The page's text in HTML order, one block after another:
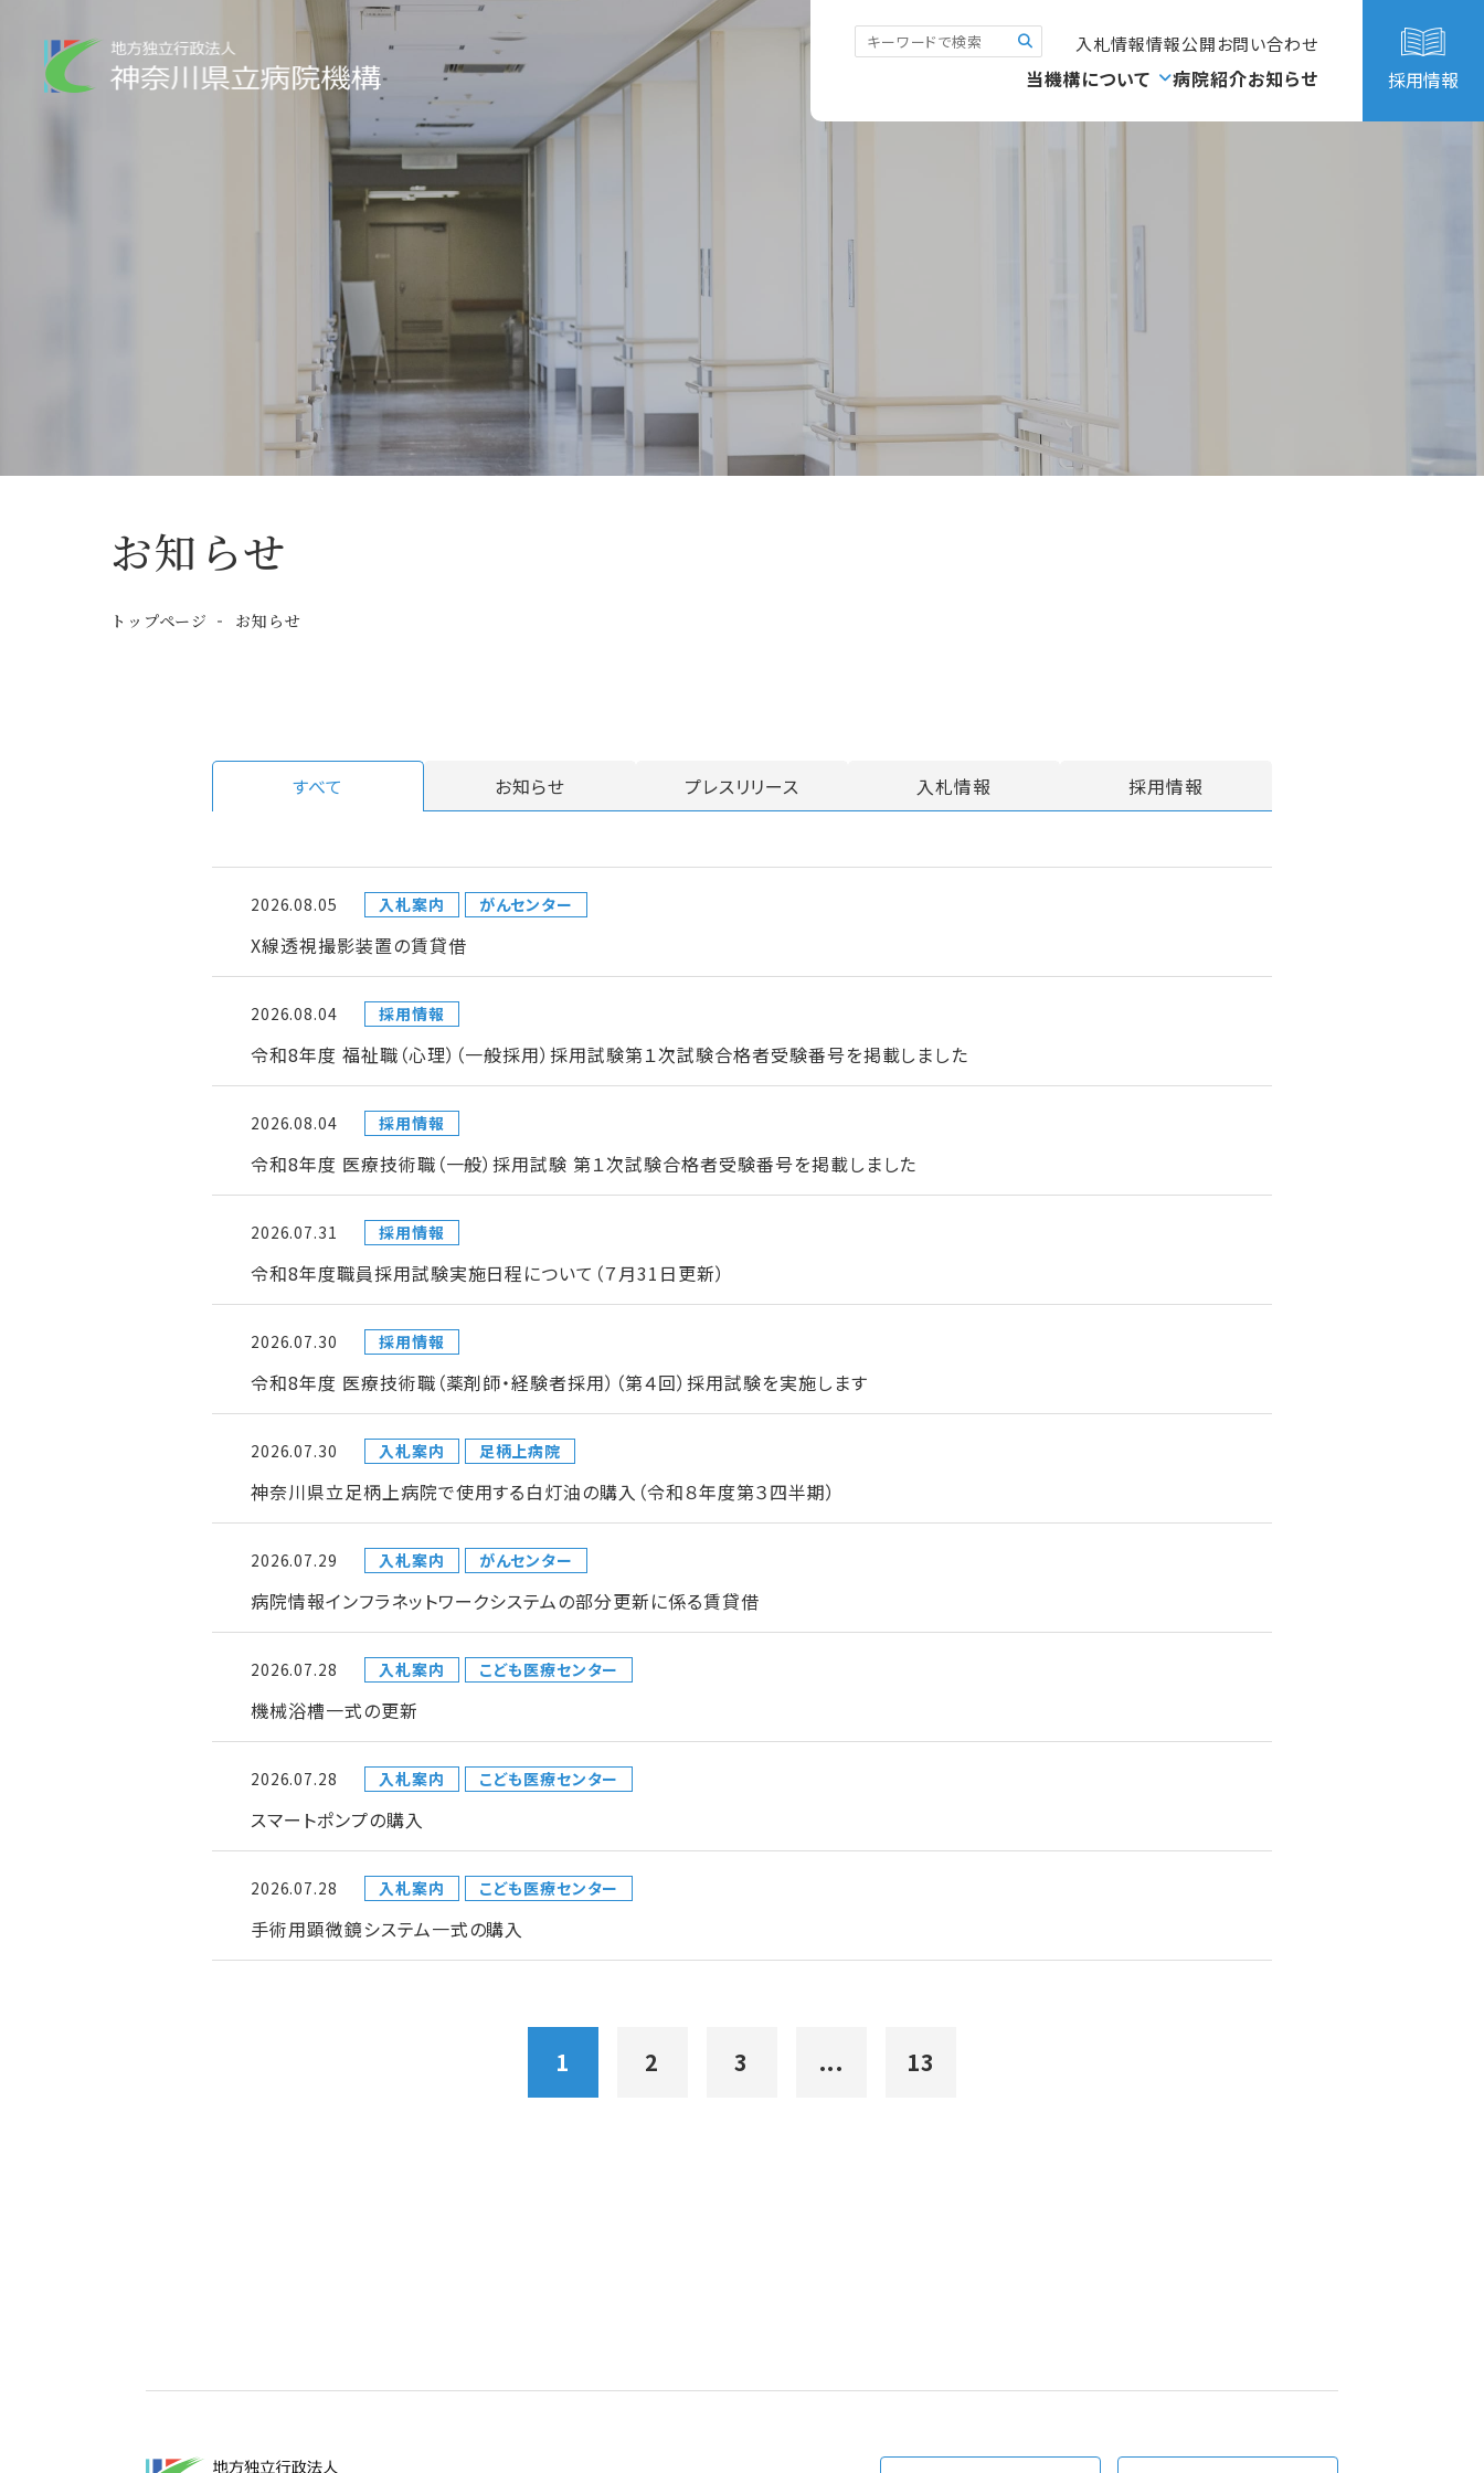
入札情報情報公開お問い合わせ
当機構について 病院紹介お知らせ 採用情報
お知らせ
トップページ お知らせ
すべて お知らせ プレスリリース 入札情報 採用情報
2026.08.05 入札案内 がんセンター
X線透視撮影装置の賃貸借
2026.08.04 採用情報
令和8年度 福祉職（心理）（一般採用）採用試験第１次試験合格者受験番号を掲載しました
2026.08.04 採用情報
令和8年度 医療技術職（一般）採用試験 第１次試験合格者受験番号を掲載しました
2026.07.31 採用情報
令和8年度職員採用試験実施日程について（７月31日更新）
2026.07.30 採用情報
令和8年度 医療技術職（薬剤師・経験者採用）（第４回）採用試験を実施します
2026.07.30 入札案内 足柄上病院
神奈川県立足柄上病院で使用する白灯油の購入（令和８年度第３四半期）
2026.07.29 入札案内 がんセンター
病院情報インフラネットワークシステムの部分更新に係る賃貸借
2026.07.28 入札案内 こども医療センター
機械浴槽一式の更新
2026.07.28 入札案内 こども医療センター
スマートポンプの購入
2026.07.28 入札案内 こども医療センター
手術用顕微鏡システム一式の購入
1 2 3 ... 13